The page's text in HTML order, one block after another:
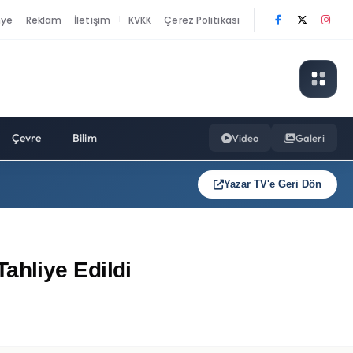
Reklam İletişim KVKK Çerez Politikası
Çevre Bilim Video Galeri
Yazar TV'e Geri Dön
Edildi